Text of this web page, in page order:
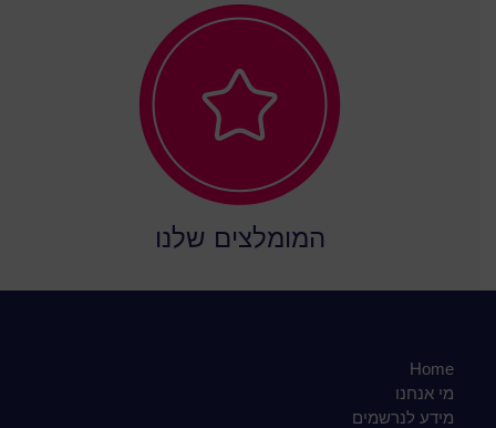
המומלצים שלנו
Home
מי אנחנו
מידע לנרשמים